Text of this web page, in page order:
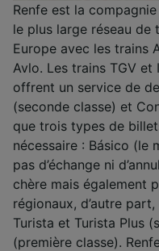
Renfe est la
le plus large réseau de
Europe avec les trains
Avlo. Les trains TGV
offrent un service de
(seconde classe) et
que trois types de
nécessaire : Básico (le
pas d’échange ni
chère mais également
régionaux, d’autre
Turista et Turista Plus
(première classe).